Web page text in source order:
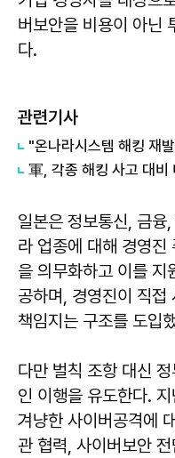
버보안을 비용이 아닌
다.
관련기사
軍, 각종 해킹 사고 대비
일본은 정보통신, 금
라 업종에 대해 경영진
을 의무화하고 이를 지
공하며, 경영진이 직접
책임지는 구조를 도입
다만 벌칙 조항 대신
인 이행을 유도한다.
겨냥한 사이버공격에
관 협력, 사이버보안